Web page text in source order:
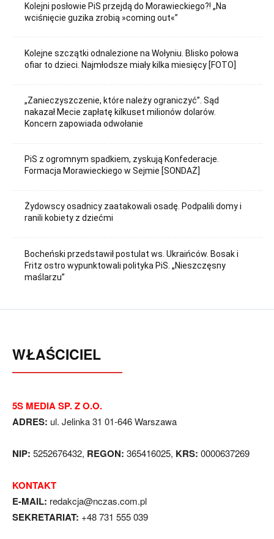
Kolejni posłowie PiS przejdą do Morawieckiego?! „Na
wciśnięcie guzika zrobią »coming out«”
Kolejne szczątki odnalezione na Wołyniu. Blisko połowa
ofiar to dzieci. Najmłodsze miały kilka miesięcy [FOTO]
„Zanieczyszczenie, które należy ograniczyć”. Sąd
nakazał Mecie zapłatę kilkuset milionów dolarów.
Koncern zapowiada odwołanie
PiS z ogromnym spadkiem, zyskują Konfederacje.
Formacja Morawieckiego w Sejmie [SONDAŻ]
Żydowscy osadnicy zaatakowali osadę. Podpalili domy i
ranili kobiety z dziećmi
Bocheński przedstawił postulat ws. Ukraińców. Bosak i
Fritz ostro wypunktowali polityka PiS. „Nieszczęsny
maślarzu”
WŁAŚCICIEL
5S MEDIA SP. Z O.O.
ADRES: ul. Jelinka 31 01-646 Warszawa
NIP: 5252676432, REGON: 365416025, KRS: 0000637269
KONTAKT
E-MAIL: redakcja@nczas.com.pl
SEKRETARIAT: +48 731 555 039